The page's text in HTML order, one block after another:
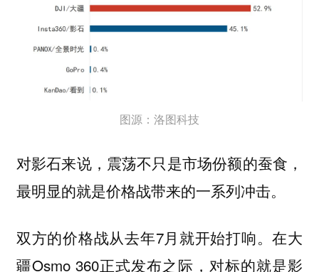
图源：洛图科技
对影石来说，震荡不只是市场份额的蚕食，
最明显的就是价格战带来的一系列冲击。
双方的价格战从去年7月就开始打响。在大
疆Osmo 360正式发布之际，对标的就是影